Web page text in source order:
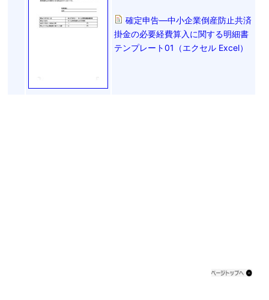
確定申告―中小企業倒産防止共済
掛金の必要経費算入に関する明細書
テンプレート01（エクセル Excel）